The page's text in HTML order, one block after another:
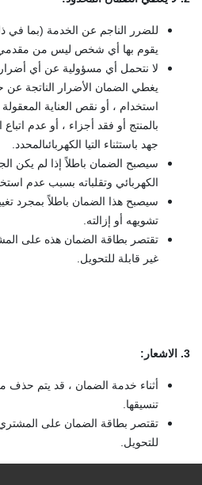
للضرر الناجم عن الخدمة (بما في
يقوم بها أي شخص ليس من مقدمي
لا نتحمل أي مسؤولية عن أي
يغطي الضمان الأضرار الناتجة
استخدام ، أو نقص العناية
بالمنتج أو فقد أجزاء ، أو عدم
جهد باستثناء التيا الكهربائىالمحدد.
سيصبح الضمان باطلاً إذا لم يكن
الكهربائي وتقلباته بسبب عدم
سيصبح هذا الضمان باطلاً بمجرد
تشويهه أو إزالته.
تقتصر بطاقة الضمان هذه على
غير قابلة للتحويل.
3. الاشعار :
أثناء خدمة الضمان ، قد يتم حذف
تنسيقها.
تقتصر بطاقة الضمان على المشتري
للتحويل.